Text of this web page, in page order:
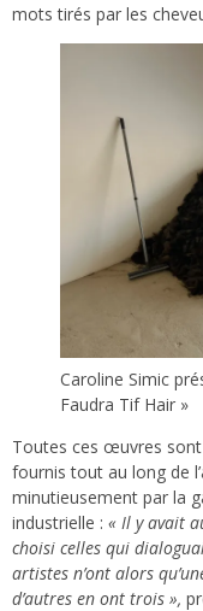
mots tirés par les
Caroline Simic
Faudra Tif Hair »
Toutes ces œuvres
fournis tout au long de
minutieusement par la
industrielle : « Il y avait
choisi celles qui
artistes n’ont alors
d’autres en ont trois »,